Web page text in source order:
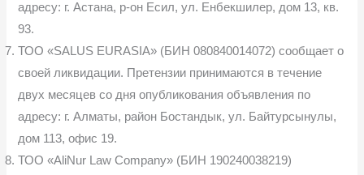
адресу: г. Астана, р-он Есил, ул. Енбекшилер, дом 13, кв.
93.
ТОО «SALUS EURASIA» (БИН 080840014072) сообщает о
своей ликвидации. Претензии принимаются в течение
двух месяцев со дня опубликования объявления по
адресу: г. Алматы, район Бостандык, ул. Байтурсынулы,
дом 113, офис 19.
ТОО «AliNur Law Company» (БИН 190240038219)